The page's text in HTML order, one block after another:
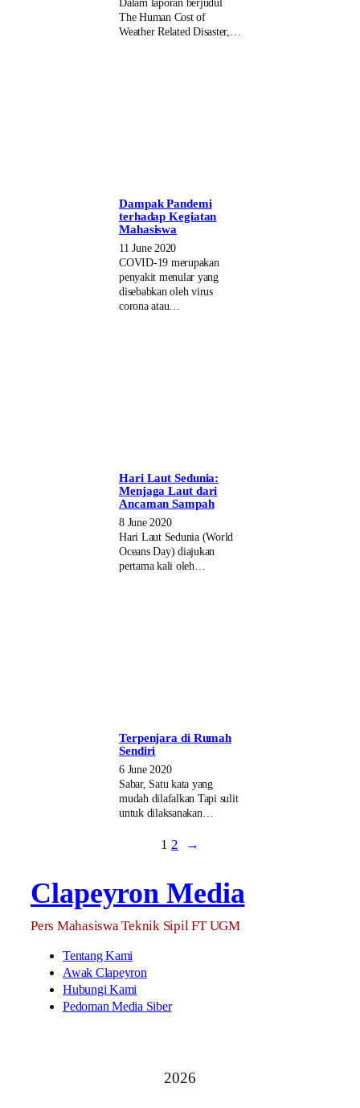
Dalam laporan berjudul
The Human Cost of
Weather Related Disaster,…
Dampak Pandemi
terhadap Kegiatan
Mahasiswa
11 June 2020
COVID-19 merupakan
penyakit menular yang
disebabkan oleh virus
corona atau…
Hari Laut Sedunia:
Menjaga Laut dari
Ancaman Sampah
8 June 2020
Hari Laut Sedunia (World
Oceans Day) diajukan
pertama kali oleh…
Terpenjara di Rumah
Sendiri
6 June 2020
Sabar, Satu kata yang
mudah dilafalkan Tapi sulit
untuk dilaksanakan…
1 2 →
Clapeyron Media
Pers Mahasiswa Teknik Sipil FT UGM
Tentang Kami
Awak Clapeyron
Hubungi Kami
Pedoman Media Siber
2026